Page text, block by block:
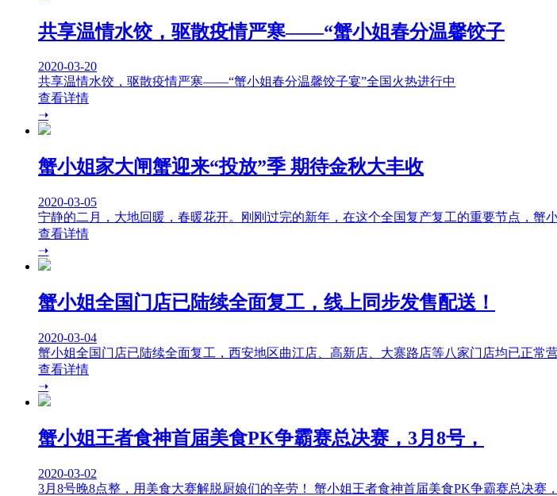
共享温情水饺，驱散疫情严寒——“蟹小姐春分温馨饺子
2020-03-20
共享温情水饺，驱散疫情严寒——“蟹小姐春分温馨饺子宴”全国火热进行中
查看详情
➝
蟹小姐家大闸蟹迎来“投放”季 期待金秋大丰收
2020-03-05
宁静的二月，大地回暖，春暖花开。刚刚过完的新年，在这个全国复产复工的重要节点，蟹
查看详情
➝
蟹小姐全国门店已陆续全面复工，线上同步发售配送！
2020-03-04
蟹小姐全国门店已陆续全面复工，西安地区曲江店、高新店、大寨路店等八家门店均已正常
查看详情
➝
蟹小姐王者食神首届美食PK争霸赛总决赛，3月8号，
2020-03-02
3月8号晚8点整，用美食大赛解脱厨娘们的辛劳！ 蟹小姐王者食神首届美食PK争霸赛总决赛